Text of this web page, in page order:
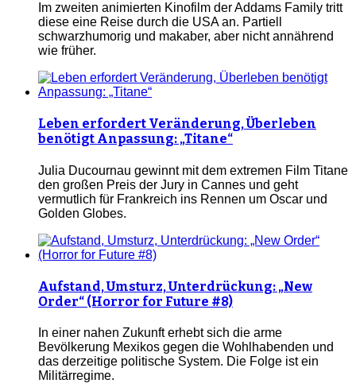
Im zweiten animierten Kinofilm der Addams Family tritt
diese eine Reise durch die USA an. Partiell
schwarzhumorig und makaber, aber nicht annährend
wie früher.
Leben erfordert Veränderung, Überleben
benötigt Anpassung: „Titane“
Julia Ducournau gewinnt mit dem extremen Film Titane
den großen Preis der Jury in Cannes und geht
vermutlich für Frankreich ins Rennen um Oscar und
Golden Globes.
Aufstand, Umsturz, Unterdrückung: „New
Order“ (Horror for Future #8)
In einer nahen Zukunft erhebt sich die arme
Bevölkerung Mexikos gegen die Wohlhabenden und
das derzeitige politische System. Die Folge ist ein
Militärregime.